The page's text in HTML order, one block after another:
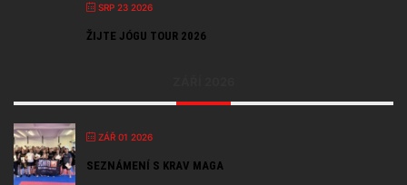
SRP 23 2026
ŽIJTE JÓGU TOUR 2026
ZÁŘ 01 2026
SEZNÁMENÍ S KRAV MAGA